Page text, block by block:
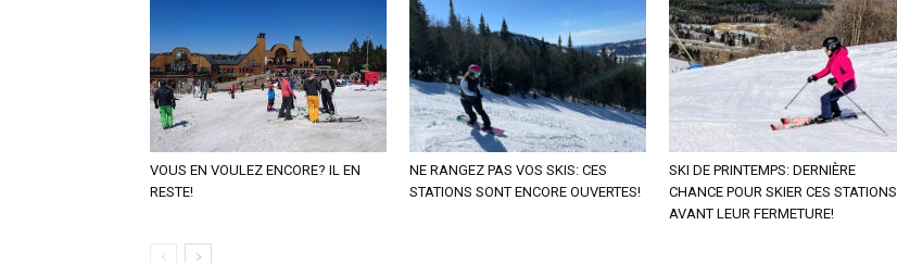
VOUS EN VOULEZ ENCORE? IL EN
RESTE!
NE RANGEZ PAS VOS SKIS: CES
STATIONS SONT ENCORE OUVERTES!
SKI DE PRINTEMPS: DERNIÈRE
CHANCE POUR SKIER CES STATIONS
AVANT LEUR FERMETURE!